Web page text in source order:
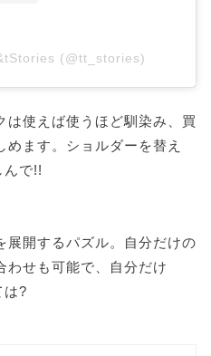
(@tt_stories)
は使えば使うほど馴染み、買
ます。ショルダーを替え
んで!!
展開するパズル。自分だけの
わせも可能で、自分だけ
は?